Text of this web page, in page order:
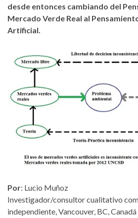
desde entonces cambiando del
Mercado Verde Real al
Artificial.
Por: Lucio Muñoz
Investigador/consultor cualitativo
independiente, Vancouver, BC, Canadá